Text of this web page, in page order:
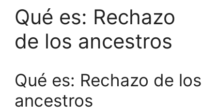
Qué es: Rechazo
de los ancestros
Qué es: Rechazo de los
ancestros